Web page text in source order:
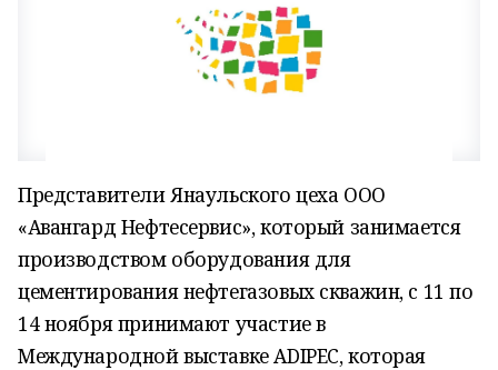
Представители Янаульского цеха ООО
«Авангард Нефтесервис», который занимается
производством оборудования для
цементирования нефтегазовых скважин, с 11 по
14 ноября принимают участие в
Международной выставке ADIPEC, которая